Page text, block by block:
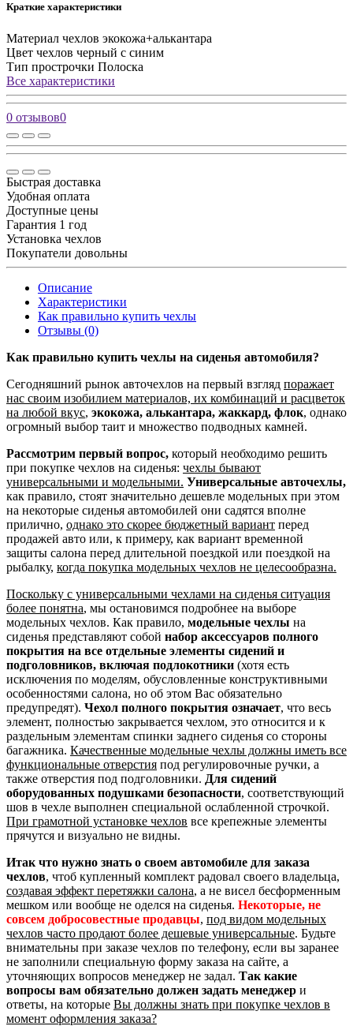
Краткие характеристики
Материал чехлов экокожа+алькантара
Цвет чехлов черный с синим
Тип прострочки Полоска
Все характеристики
0 отзывов0
Быстрая доставка
Удобная оплата
Доступные цены
Гарантия 1 год
Установка чехлов
Покупатели довольны
Описание
Характеристики
Как правильно купить чехлы
Отзывы (0)
Как правильно купить чехлы на сиденья автомобиля?
Сегодняшний рынок авточехлов на первый взгляд поражает
нас своим изобилием материалов, их комбинаций и расцветок
на любой вкус, экокожа, алькантара, жаккард, флок, однако
огромный выбор таит и множество подводных камней.
Рассмотрим первый вопрос, который необходимо решить
при покупке чехлов на сиденья: чехлы бывают
универсальными и модельными. Универсальные авточехлы,
как правило, стоят значительно дешевле модельных при этом
на некоторые сиденья автомобилей они садятся вполне
прилично, однако это скорее бюджетный вариант перед
продажей авто или, к примеру, как вариант временной
защиты салона перед длительной поездкой или поездкой на
рыбалку, когда покупка модельных чехлов не целесообразна.
Поскольку с универсальными чехлами на сиденья ситуация
более понятна, мы остановимся подробнее на выборе
модельных чехлов. Как правило, модельные чехлы на
сиденья представляют собой набор аксессуаров полного
покрытия на все отдельные элементы сидений и
подголовников, включая подлокотники (хотя есть
исключения по моделям, обусловленные конструктивными
особенностями салона, но об этом Вас обязательно
предупредят). Чехол полного покрытия означает, что весь
элемент, полностью закрывается чехлом, это относится и к
раздельным элементам спинки заднего сиденья со стороны
багажника. Качественные модельные чехлы должны иметь все
функциональные отверстия под регулировочные ручки, а
также отверстия под подголовники. Для сидений
оборудованных подушками безопасности, соответствующий
шов в чехле выполнен специальной ослабленной строчкой.
При грамотной установке чехлов все крепежные элементы
прячутся и визуально не видны.
Итак что нужно знать о своем автомобиле для заказа
чехлов, чтоб купленный комплект радовал своего владельца,
создавая эффект перетяжки салона, а не висел бесформенным
мешком или вообще не оделся на сиденья. Некоторые, не
совсем добросовестные продавцы, под видом модельных
чехлов часто продают более дешевые универсальные. Будьте
внимательны при заказе чехлов по телефону, если вы заранее
не заполнили специальную форму заказа на сайте, а
уточняющих вопросов менеджер не задал. Так какие
вопросы вам обязательно должен задать менеджер и
ответы, на которые Вы должны знать при покупке чехлов в
момент оформления заказа?